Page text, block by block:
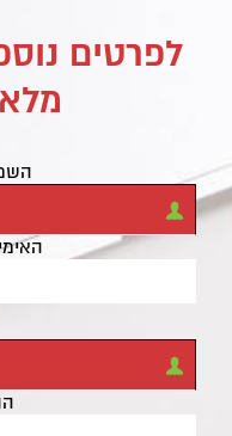
לפרטים